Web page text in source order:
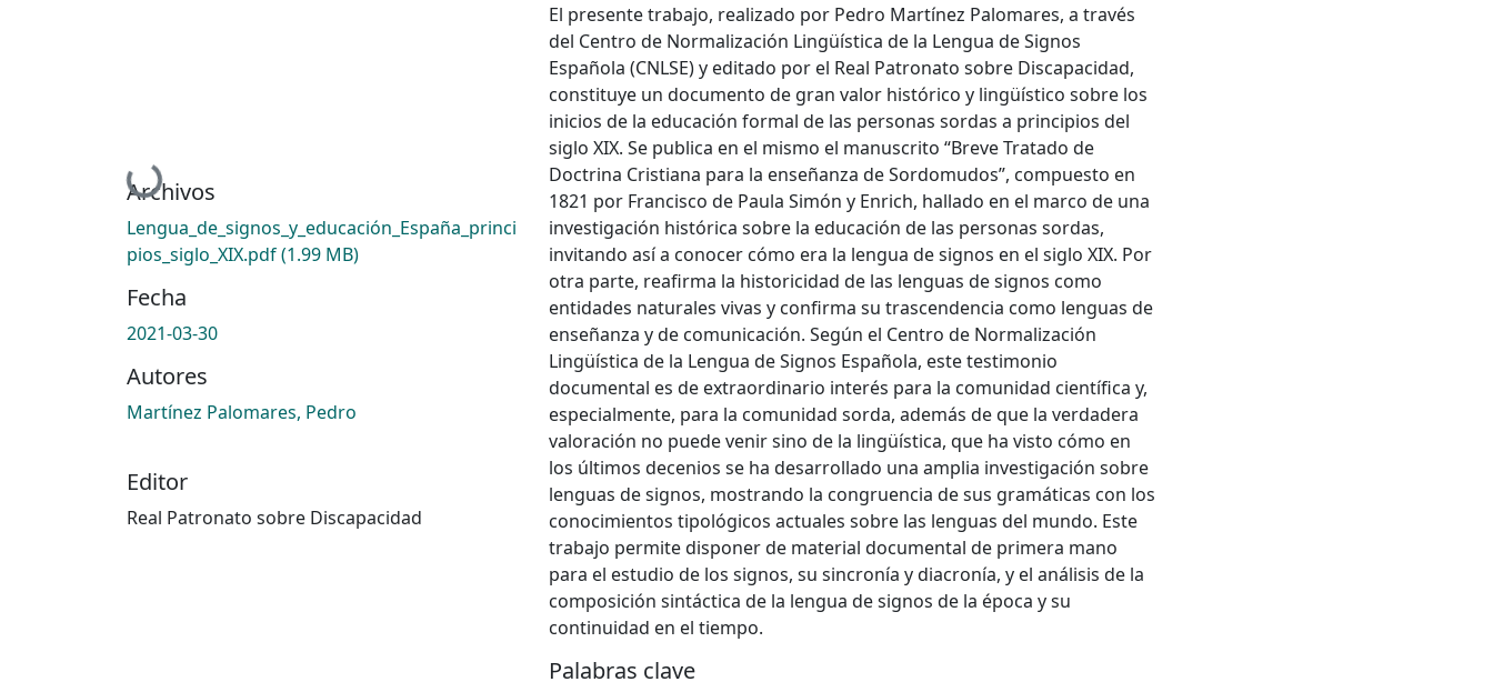
Cargando...
Archivos
Lengua_de_signos_y_educación_España_princi
pios_siglo_XIX.pdf(1.99 MB)
Fecha
2021-03-30
Autores
Martínez Palomares, Pedro
Editor
Real Patronato sobre Discapacidad
El presente trabajo, realizado por Pedro Martínez Palomares, a través
del Centro de Normalización Lingüística de la Lengua de Signos
Española (CNLSE) y editado por el Real Patronato sobre Discapacidad,
constituye un documento de gran valor histórico y lingüístico sobre los
inicios de la educación formal de las personas sordas a principios del
siglo XIX. Se publica en el mismo el manuscrito “Breve Tratado de
Doctrina Cristiana para la enseñanza de Sordomudos”, compuesto en
1821 por Francisco de Paula Simón y Enrich, hallado en el marco de una
investigación histórica sobre la educación de las personas sordas,
invitando así a conocer cómo era la lengua de signos en el siglo XIX. Por
otra parte, reafirma la historicidad de las lenguas de signos como
entidades naturales vivas y confirma su trascendencia como lenguas de
enseñanza y de comunicación. Según el Centro de Normalización
Lingüística de la Lengua de Signos Española, este testimonio
documental es de extraordinario interés para la comunidad científica y,
especialmente, para la comunidad sorda, además de que la verdadera
valoración no puede venir sino de la lingüística, que ha visto cómo en
los últimos decenios se ha desarrollado una amplia investigación sobre
lenguas de signos, mostrando la congruencia de sus gramáticas con los
conocimientos tipológicos actuales sobre las lenguas del mundo. Este
trabajo permite disponer de material documental de primera mano
para el estudio de los signos, su sincronía y diacronía, y el análisis de la
composición sintáctica de la lengua de signos de la época y su
continuidad en el tiempo.
Palabras clave